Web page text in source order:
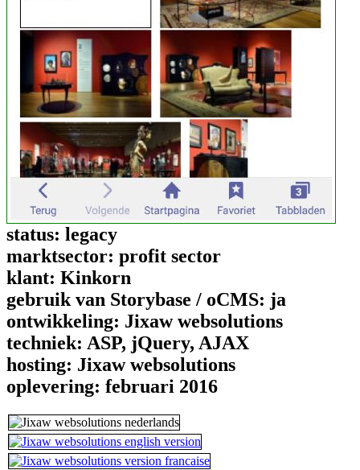
status: legacy
marktsector: profit sector
klant: Kinkorn
gebruik van Storybase / oCMS: ja
ontwikkeling: Jixaw websolutions
techniek: ASP, jQuery, AJAX
hosting: Jixaw websolutions
oplevering: februari 2016